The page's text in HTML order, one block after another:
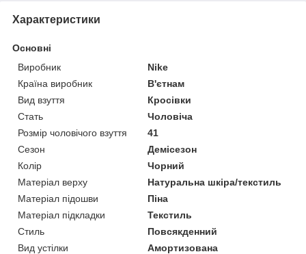
Характеристики
Основні
Виробник
Nike
Країна виробник
В'єтнам
Вид взуття
Кросівки
Стать
Чоловіча
Розмір чоловічого взуття
41
Сезон
Демісезон
Колір
Чорний
Матеріал верху
Натуральна шкіра/текстиль
Матеріал підошви
Піна
Матеріал підкладки
Текстиль
Стиль
Повсякденний
Вид устілки
Амортизована